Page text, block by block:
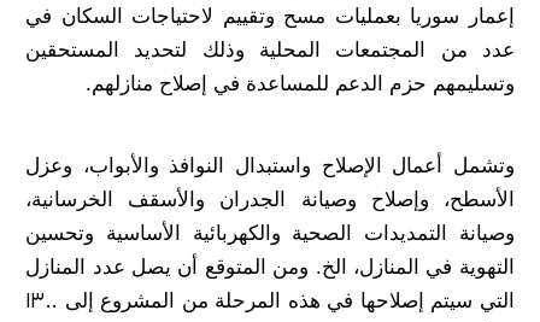
إعمار سوريا بعمليات مسح وتقييم لاحتياجات السكان في
عدد من المجتمعات المحلية وذلك لتحديد المستحقين
وتسليمهم حزم الدعم للمساعدة في إصلاح منازلهم.
وتشمل أعمال الإصلاح واستبدال النوافذ والأبواب، وعزل
الأسطح، وإصلاح وصيانة الجدران والأسقف الخرسانية،
وصيانة التمديدات الصحية والكهربائية الأساسية وتحسين
التهوية في المنازل، الخ. ومن المتوقع أن يصل عدد المنازل
التي سيتم إصلاحها في هذه المرحلة من المشروع إلى 1300